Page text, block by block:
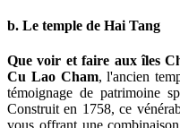
b. Le temple de Hai Tang
Que voir et faire aux îles
Cu Lao Cham, l'ancien
témoignage de patrimoine
Construit en 1758, ce